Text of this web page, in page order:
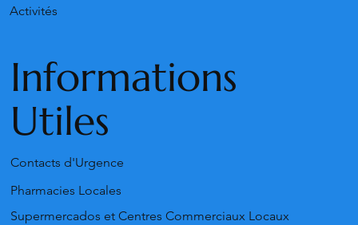
Activités
Informations
Utiles
Contacts d'Urgence
Pharmacies Locales
Supermercados et Centres Commerciaux Locaux